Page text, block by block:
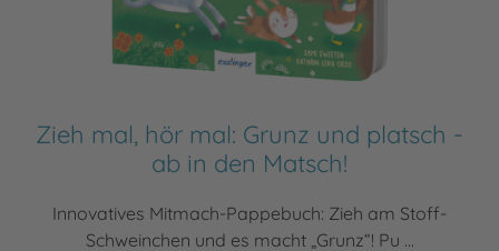
Zieh mal, hör mal: Grunz und platsch -
ab in den Matsch!
Innovatives Mitmach-Pappebuch: Zieh am Stoff-
Schweinchen und es macht „Grunz“! Pu ...